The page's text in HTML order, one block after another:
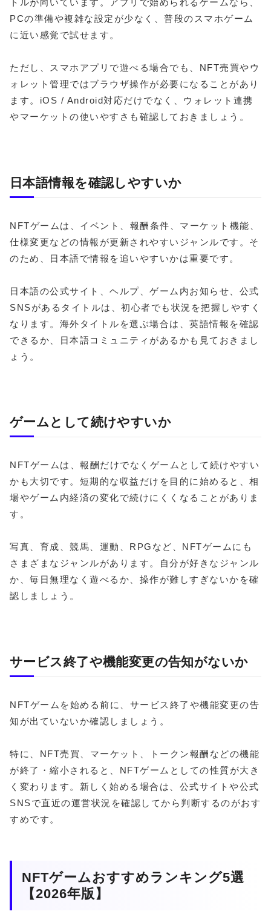
トルが向いています。アプリで始められるゲームなら、
PCの準備や複雑な設定が少なく、普段のスマホゲーム
に近い感覚で試せます。
ただし、スマホアプリで遊べる場合でも、NFT売買やウ
ォレット管理ではブラウザ操作が必要になることがあり
ます。iOS / Android対応だけでなく、ウォレット連携
やマーケットの使いやすさも確認しておきましょう。
日本語情報を確認しやすいか
NFTゲームは、イベント、報酬条件、マーケット機能、
仕様変更などの情報が更新されやすいジャンルです。そ
のため、日本語で情報を追いやすいかは重要です。
日本語の公式サイト、ヘルプ、ゲーム内お知らせ、公式
SNSがあるタイトルは、初心者でも状況を把握しやすく
なります。海外タイトルを選ぶ場合は、英語情報を確認
できるか、日本語コミュニティがあるかも見ておきまし
ょう。
ゲームとして続けやすいか
NFTゲームは、報酬だけでなくゲームとして続けやすい
かも大切です。短期的な収益だけを目的に始めると、相
場やゲーム内経済の変化で続けにくくなることがありま
す。
写真、育成、競馬、運動、RPGなど、NFTゲームにも
さまざまなジャンルがあります。自分が好きなジャンル
か、毎日無理なく遊べるか、操作が難しすぎないかを確
認しましょう。
サービス終了や機能変更の告知がないか
NFTゲームを始める前に、サービス終了や機能変更の告
知が出ていないか確認しましょう。
特に、NFT売買、マーケット、トークン報酬などの機能
が終了・縮小されると、NFTゲームとしての性質が大き
く変わります。新しく始める場合は、公式サイトや公式
SNSで直近の運営状況を確認してから判断するのがおす
すめです。
NFTゲームおすすめランキング5選
【2026年版】